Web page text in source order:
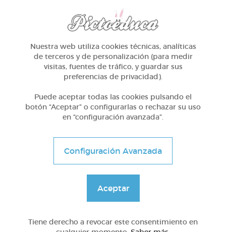
5º Primaria (10-11 años)
Los animales de la granja
Nuestra web utiliza cookies técnicas, analíticas
de terceros y de personalización (para medir
visitas, fuentes de tráfico, y guardar sus
preferencias de privacidad).
Puede aceptar todas las cookies pulsando el
botón “Aceptar” o configurarlas o rechazar su uso
en “configuración avanzada”.
Configuración Avanzada
Aceptar
Tiene derecho a revocar este consentimiento en